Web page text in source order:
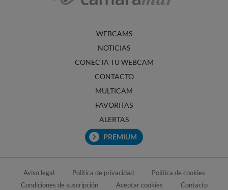
WEBCAMS
NOTICIAS
CONECTA TU WEBCAM
CONTACTO
MULTICAM
FAVORITAS
ALERTAS
PREMIUM
Aviso legal Política de privacidad
Política de cookies
Condiciones de suscripción
Aceptar cookies Contacto